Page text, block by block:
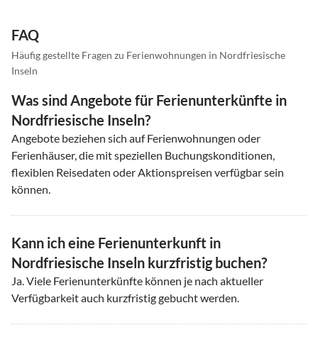
FAQ
Häufig gestellte Fragen zu Ferienwohnungen in Nordfriesische
Inseln
Was sind Angebote für Ferienunterkünfte in
Nordfriesische Inseln?
Angebote beziehen sich auf Ferienwohnungen oder
Ferienhäuser, die mit speziellen Buchungskonditionen,
flexiblen Reisedaten oder Aktionspreisen verfügbar sein
können.
Kann ich eine Ferienunterkunft in
Nordfriesische Inseln kurzfristig buchen?
Ja. Viele Ferienunterkünfte können je nach aktueller
Verfügbarkeit auch kurzfristig gebucht werden.